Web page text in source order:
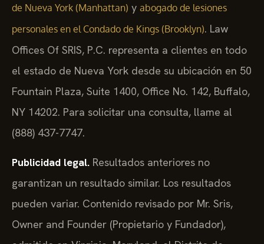
de Nueva York (Manhattan) y abogado de lesiones
personales en el Condado de Kings (Brooklyn). Law
Offices Of SRIS, P.C. representa a clientes en todo
el estado de Nueva York desde su ubicación en 50
Fountain Plaza, Suite 1400, Office No. 142, Buffalo,
NY 14202. Para solicitar una consulta, llame al
(888) 437-7747.
Publicidad legal. Resultados anteriores no
garantizan un resultado similar. Los resultados
pueden variar. Contenido revisado por Mr. Sris,
Owner and Founder (Propietario y Fundador),